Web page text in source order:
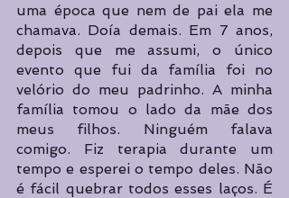
uma época que nem de pai ela me
chamava. Doía demais. Em 7 anos,
depois que me assumi, o único
evento que fui da família foi no
velório do meu padrinho. A minha
família tomou o lado da mãe dos
meus filhos. Ninguém falava
comigo. Fiz terapia durante um
tempo e esperei o tempo deles. Não
é fácil quebrar todos esses laços. É